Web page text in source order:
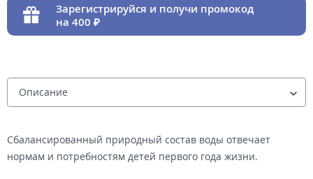
Зарегистрируйся и получи промокод
на 400
Сбалансированный природный состав воды отвечает
нормам и потребностям детей первого года жизни.